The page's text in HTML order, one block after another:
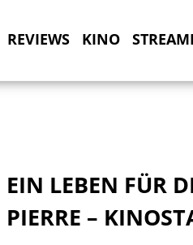
REVIEWS KINO
EIN LEBEN FÜR
PIERRE –